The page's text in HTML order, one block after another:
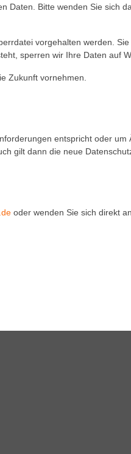
Daten. Bitte wenden Sie sich
vorgehalten werden.
sperren wir Ihre Daten auf
Zukunft vornehmen.
entspricht oder um
gilt dann die neue
oder wenden Sie sich direkt